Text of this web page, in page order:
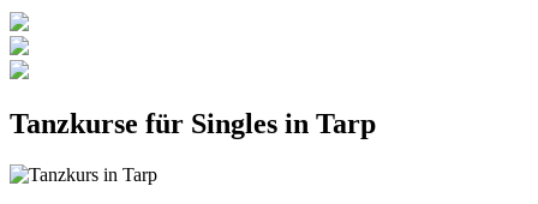
Tanzkurse für Singles in Tarp